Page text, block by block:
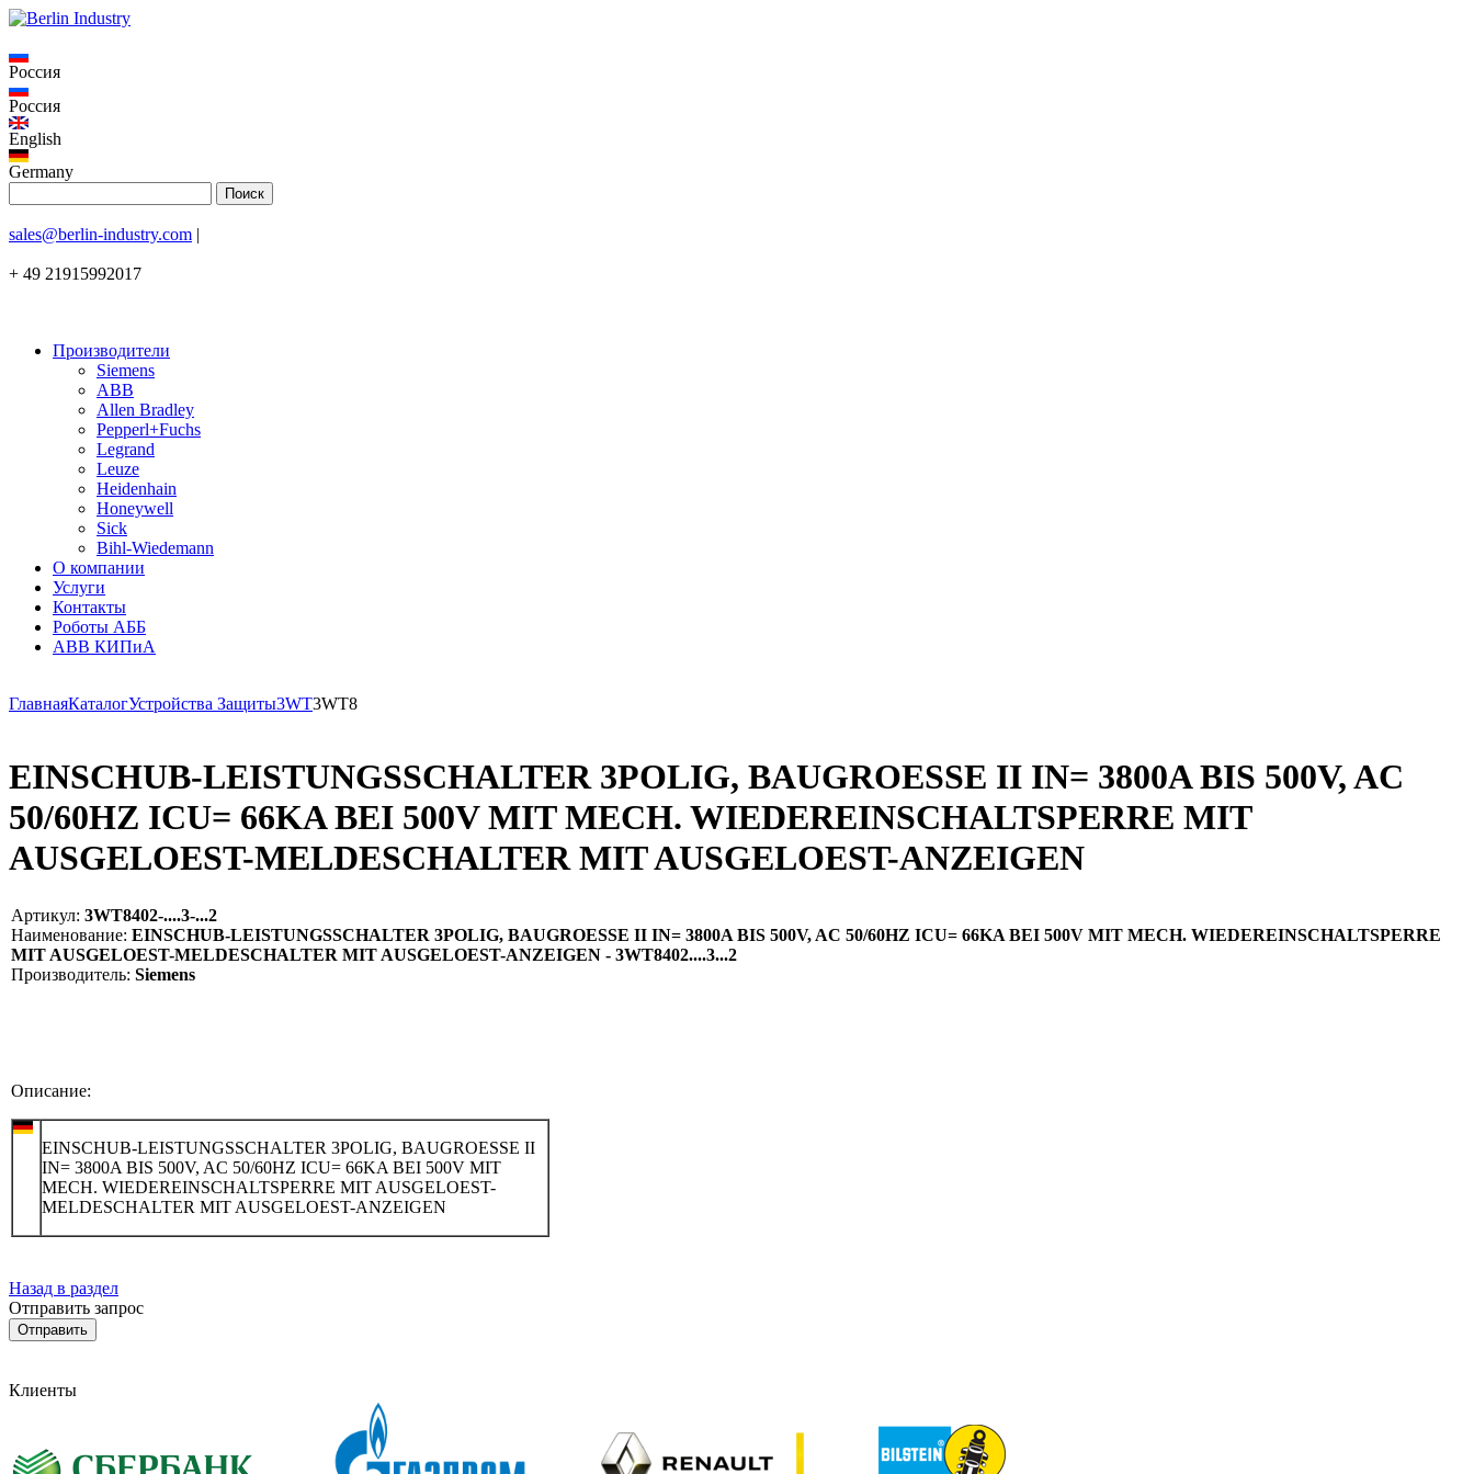
Россия
Россия
English
Germany
sales@berlin-industry.com |
+ 49 21915992017
Производители
Siemens
ABB
Allen Bradley
Pepperl+Fuchs
Legrand
Leuze
Heidenhain
Honeywell
Sick
Bihl-Wiedemann
О компании
Услуги
Контакты
Роботы АББ
ABB КИПиА
ГлавнаяКаталогУстройства Защиты3WT3WT8
EINSCHUB-LEISTUNGSSCHALTER 3POLIG, BAUGROESSE II IN= 3800A BIS 500V, AC
50/60HZ ICU= 66KA BEI 500V MIT MECH. WIEDEREINSCHALTSPERRE MIT
AUSGELOEST-MELDESCHALTER MIT AUSGELOEST-ANZEIGEN
Артикул: 3WT8402-....3-...2
Наименование: EINSCHUB-LEISTUNGSSCHALTER 3POLIG, BAUGROESSE II IN= 3800A BIS 500V, AC 50/60HZ ICU= 66KA BEI 500V MIT MECH. WIEDEREINSCHALTSPERRE
MIT AUSGELOEST-MELDESCHALTER MIT AUSGELOEST-ANZEIGEN - 3WT8402....3...2
Производитель: Siemens
Описание:
EINSCHUB-LEISTUNGSSCHALTER 3POLIG, BAUGROESSE II
IN= 3800A BIS 500V, AC 50/60HZ ICU= 66KA BEI 500V MIT
MECH. WIEDEREINSCHALTSPERRE MIT AUSGELOEST-
MELDESCHALTER MIT AUSGELOEST-ANZEIGEN
Назад в раздел
Отправить запрос
Клиенты